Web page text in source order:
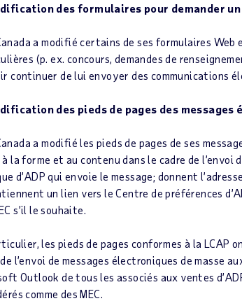
des formulaires pour demander
a modifié certains de ses formulaires
(p. ex. concours, demandes de
continuer de lui envoyer des communications
des pieds de pages des messages
a modifié les pieds de pages de ses
la forme et au contenu dans le cadre de l’envoi
d’ADP qui envoie le message; donnent
un lien vers le Centre de préférences
s’il le souhaite.
les pieds de pages conformes à la LCAP
l’envoi de messages électroniques de masse
Outlook de tous les associés aux ventes
comme des MEC.